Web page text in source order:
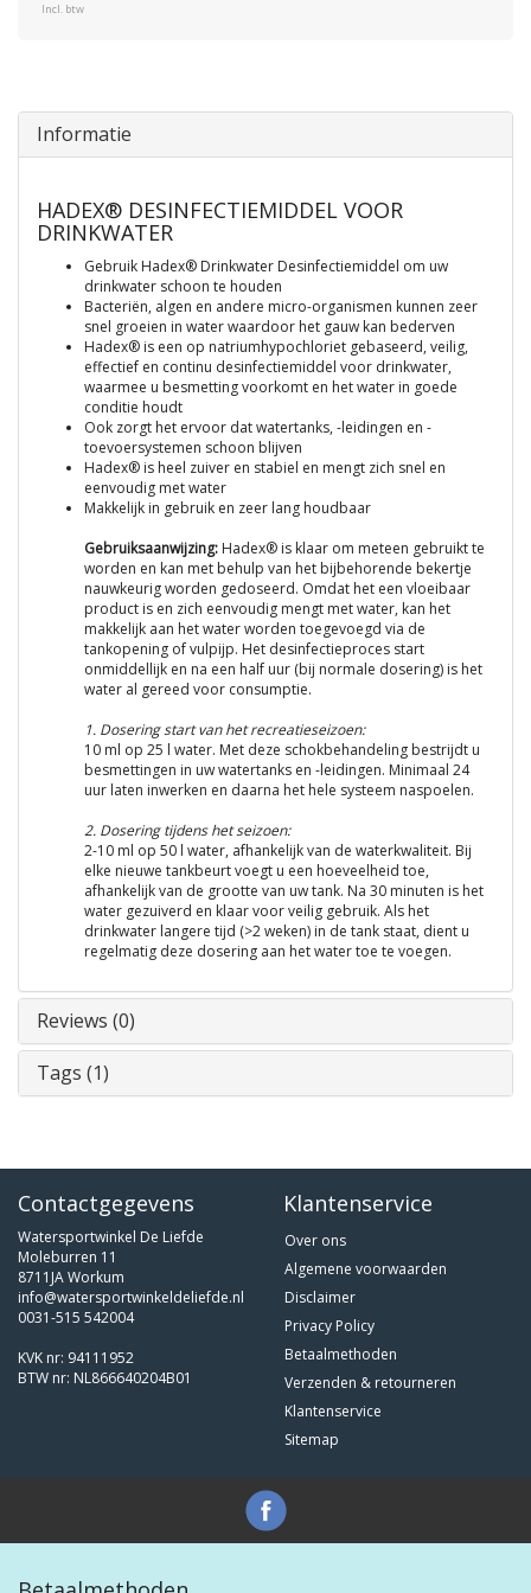
Incl. btw
Informatie
HADEX® DESINFECTIEMIDDEL VOOR
DRINKWATER
Gebruik Hadex® Drinkwater Desinfectiemiddel om uw
drinkwater schoon te houden
Bacteriën, algen en andere micro-organismen kunnen zeer
snel groeien in water waardoor het gauw kan bederven
Hadex® is een op natriumhypochloriet gebaseerd, veilig,
effectief en continu desinfectiemiddel voor drinkwater,
waarmee u besmetting voorkomt en het water in goede
conditie houdt
Ook zorgt het ervoor dat watertanks, -leidingen en -
toevoersystemen schoon blijven
Hadex® is heel zuiver en stabiel en mengt zich snel en
eenvoudig met water
Makkelijk in gebruik en zeer lang houdbaar
Gebruiksaanwijzing: Hadex® is klaar om meteen gebruikt te
worden en kan met behulp van het bijbehorende bekertje
nauwkeurig worden gedoseerd. Omdat het een vloeibaar
product is en zich eenvoudig mengt met water, kan het
makkelijk aan het water worden toegevoegd via de
tankopening of vulpijp. Het desinfectieproces start
onmiddellijk en na een half uur (bij normale dosering) is het
water al gereed voor consumptie.
1. Dosering start van het recreatieseizoen:
10 ml op 25 l water. Met deze schokbehandeling bestrijdt u
besmettingen in uw watertanks en -leidingen. Minimaal 24
uur laten inwerken en daarna het hele systeem naspoelen.
2. Dosering tijdens het seizoen:
2-10 ml op 50 l water, afhankelijk van de waterkwaliteit. Bij
elke nieuwe tankbeurt voegt u een hoeveelheid toe,
afhankelijk van de grootte van uw tank. Na 30 minuten is het
water gezuiverd en klaar voor veilig gebruik. Als het
drinkwater langere tijd (>2 weken) in de tank staat, dient u
regelmatig deze dosering aan het water toe te voegen.
Reviews (0)
Tags (1)
Contactgegevens
Watersportwinkel De Liefde
Moleburren 11
8711JA Workum
info@watersportwinkeldeliefde.nl
0031-515 542004
KVK nr: 94111952
BTW nr: NL866640204B01
Klantenservice
Over ons
Algemene voorwaarden
Disclaimer
Privacy Policy
Betaalmethoden
Verzenden & retourneren
Klantenservice
Sitemap